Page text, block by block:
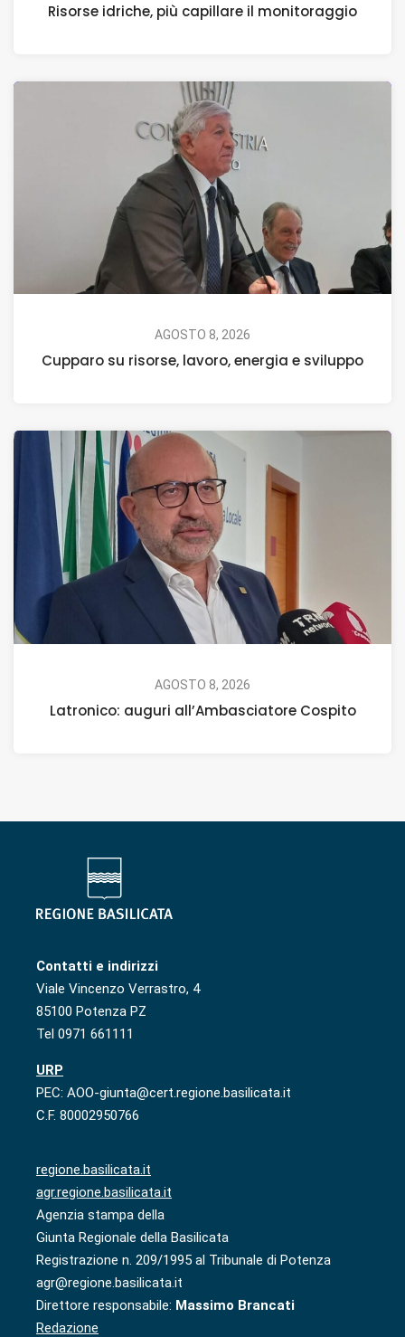
Risorse idriche, più capillare il monitoraggio
AGOSTO 8, 2026
Cupparo su risorse, lavoro, energia e sviluppo
AGOSTO 8, 2026
Latronico: auguri all’Ambasciatore Cospito
Contatti e indirizzi
Viale Vincenzo Verrastro, 4
85100 Potenza PZ
Tel 0971 661111
URP
PEC: AOO-giunta@cert.regione.basilicata.it
C.F. 80002950766
regione.basilicata.it
agr.regione.basilicata.it
Agenzia stampa della
Giunta Regionale della Basilicata
Registrazione n. 209/1995 al Tribunale di Potenza
agr@regione.basilicata.it
Direttore responsabile: Massimo Brancati
Redazione